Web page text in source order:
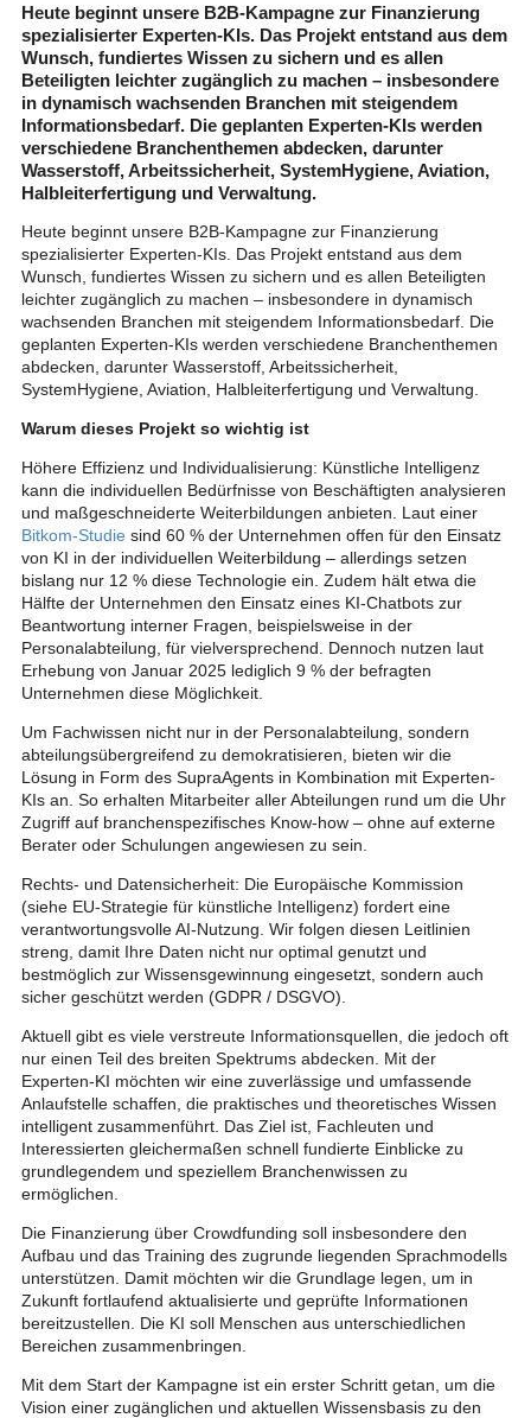
Heute beginnt unsere B2B-Kampagne zur Finanzierung
spezialisierter Experten-KIs. Das Projekt entstand aus dem
Wunsch, fundiertes Wissen zu sichern und es allen
Beteiligten leichter zugänglich zu machen – insbesondere
in dynamisch wachsenden Branchen mit steigendem
Informationsbedarf. Die geplanten Experten-KIs werden
verschiedene Branchenthemen abdecken, darunter
Wasserstoff, Arbeitssicherheit, SystemHygiene, Aviation,
Halbleiterfertigung und Verwaltung.
Heute beginnt unsere B2B-Kampagne zur Finanzierung
spezialisierter Experten-KIs. Das Projekt entstand aus dem
Wunsch, fundiertes Wissen zu sichern und es allen Beteiligten
leichter zugänglich zu machen – insbesondere in dynamisch
wachsenden Branchen mit steigendem Informationsbedarf. Die
geplanten Experten-KIs werden verschiedene Branchenthemen
abdecken, darunter Wasserstoff, Arbeitssicherheit,
SystemHygiene, Aviation, Halbleiterfertigung und Verwaltung.
Warum dieses Projekt so wichtig ist
Höhere Effizienz und Individualisierung: Künstliche Intelligenz
kann die individuellen Bedürfnisse von Beschäftigten analysieren
und maßgeschneiderte Weiterbildungen anbieten. Laut einer
Bitkom-Studie sind 60 % der Unternehmen offen für den Einsatz
von KI in der individuellen Weiterbildung – allerdings setzen
bislang nur 12 % diese Technologie ein. Zudem hält etwa die
Hälfte der Unternehmen den Einsatz eines KI-Chatbots zur
Beantwortung interner Fragen, beispielsweise in der
Personalabteilung, für vielversprechend. Dennoch nutzen laut
Erhebung von Januar 2025 lediglich 9 % der befragten
Unternehmen diese Möglichkeit.
Um Fachwissen nicht nur in der Personalabteilung, sondern
abteilungsübergreifend zu demokratisieren, bieten wir die
Lösung in Form des SupraAgents in Kombination mit Experten-
KIs an. So erhalten Mitarbeiter aller Abteilungen rund um die Uhr
Zugriff auf branchenspezifisches Know-how – ohne auf externe
Berater oder Schulungen angewiesen zu sein.
Rechts- und Datensicherheit: Die Europäische Kommission
(siehe EU-Strategie für künstliche Intelligenz) fordert eine
verantwortungsvolle AI-Nutzung. Wir folgen diesen Leitlinien
streng, damit Ihre Daten nicht nur optimal genutzt und
bestmöglich zur Wissensgewinnung eingesetzt, sondern auch
sicher geschützt werden (GDPR / DSGVO).
Aktuell gibt es viele verstreute Informationsquellen, die jedoch oft
nur einen Teil des breiten Spektrums abdecken. Mit der
Experten-KI möchten wir eine zuverlässige und umfassende
Anlaufstelle schaffen, die praktisches und theoretisches Wissen
intelligent zusammenführt. Das Ziel ist, Fachleuten und
Interessierten gleichermaßen schnell fundierte Einblicke zu
grundlegendem und speziellem Branchenwissen zu
ermöglichen.
Die Finanzierung über Crowdfunding soll insbesondere den
Aufbau und das Training des zugrunde liegenden Sprachmodells
unterstützen. Damit möchten wir die Grundlage legen, um in
Zukunft fortlaufend aktualisierte und geprüfte Informationen
bereitzustellen. Die KI soll Menschen aus unterschiedlichen
Bereichen zusammenbringen.
Mit dem Start der Kampagne ist ein erster Schritt getan, um die
Vision einer zugänglichen und aktuellen Wissensbasis zu den